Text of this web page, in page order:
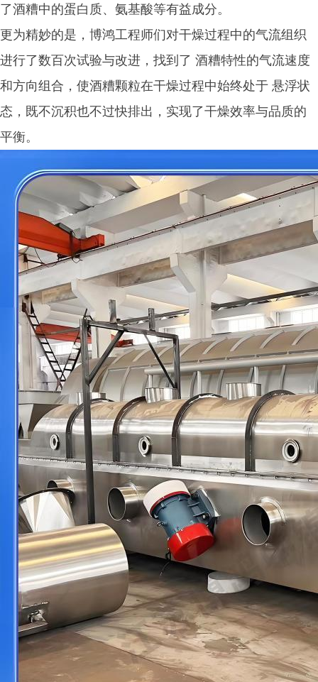
了酒糟中的蛋白质、氨基酸等有益成分。
更为精妙的是，博鸿工程师们对干燥过程中的气流组织
进行了数百次试验与改进，找到了 酒糟特性的气流速度
和方向组合，使酒糟颗粒在干燥过程中始终处于 悬浮状
态，既不沉积也不过快排出，实现了干燥效率与品质的
平衡。